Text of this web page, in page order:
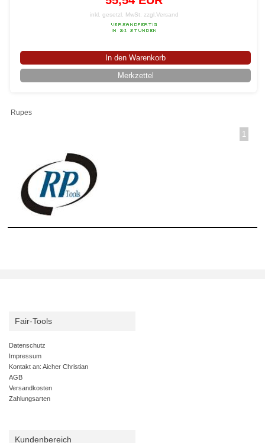
inkl. gesetzl. MwSt. zzgl.Versand
In den Warenkorb
Merkzettel
Rupes
1
Fair-Tools
Datenschutz
Impressum
Kontakt an: Aicher Christian
AGB
Versandkosten
Zahlungsarten
Kundenbereich